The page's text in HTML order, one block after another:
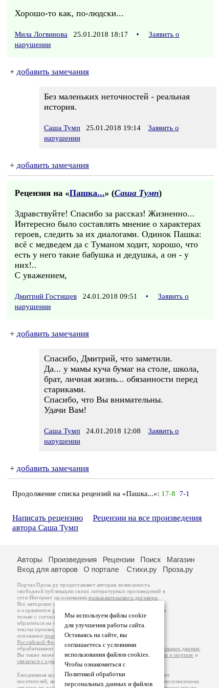
Хорошо-то как, по-людски...
Мила Логвинова 25.01.2018 18:17 •
Заявить о
нарушении
+ добавить замечания
Без маленьких неточностей - реальная
история.
Саша Тумп 25.01.2018 19:14
Заявить о
нарушении
+ добавить замечания
Рецензия на «Пашка...» (Саша Тумп)
Здравствуйте! Спасибо за рассказ! Жизненно...
Интересно было составлять мнение о характерах
героев, следить за их диалогами. Одинок Пашка:
всё с медведем да с Туманом ходит, хорошо, что
есть у него такие бабушка и дедушка, а он - у
них!..
С уважением,
Дмитрий Гостищев 24.01.2018 09:51 •
Заявить о
нарушении
+ добавить замечания
Спасибо, Дмитрий, что заметили.
Да... у мамы куча бумаг на столе, школа,
брат, личная жизнь... обязанности перед
стариками.
Спасибо, что Вы внимательны.
Удачи Вам!
Саша Тумп 24.01.2018 12:08
Заявить о
нарушении
+ добавить замечания
Продолжение списка рецензий на «Пашка...»: 17-8 7-1
Написать рецензию
Рецензии на все произведения
автора Саша Тумп
Мы используем файлы cookie
для улучшения работы сайта.
Оставаясь на сайте, вы
соглашаетесь с условиями
использования файлов cookies.
Чтобы ознакомиться с
Политикой обработки
персональных данных и файлов
Авторы Произведения Рецензии Поиск
Магазин
Вход для авторов
О портале Стихи.ру Проза.ру
Портал Проза.ру предоставляет авторам возможность
свободной публикации своих литературных произведений в
сети Интернет на основаниипользовательского договора
Все авторские права на произведения принадлежат авторам
и охраняются законом
. Перепечатка произведений возможна
только с согласия его автора, к которому вы можете
обратиться на его авторской странице. Ответственность за
тексты произведений авторы несут самостоятельно на
основанииправил публикацииизаконодательства
Российской Федерации
обрабатываются на основанииПолитики обработки персональных данных
Вы также можете посмотреть более подробнуюинформацию о портале и
связаться с администрацией
Ежедневная аудитория портала Проза.ру – порядка 100 тысяч
посетителей, которые в общей сумме просматривают более полумиллиона